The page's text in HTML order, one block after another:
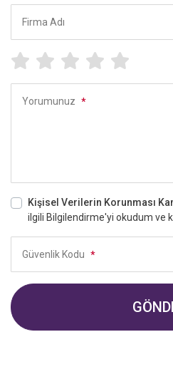
Firma Adı
Yorumunuz *
Kişisel Verilerin Korunması
ilgili Bilgilendirme'yi okudum ve
Güvenlik Kodu *